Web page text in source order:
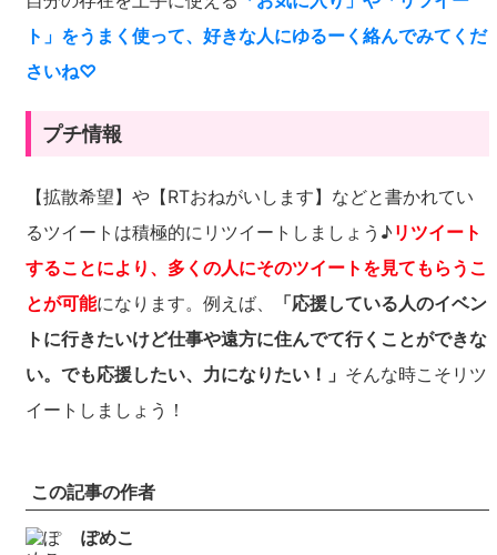
ト」をうまく使って、好きな人にゆるーく絡んでみてくだ
さいね♡
プチ情報
【拡散希望】や【RTおねがいします】などと書かれてい
るツイートは積極的にリツイートしましょう♪ リツイート
することにより、多くの人にそのツイートを見てもらうこ
とが可能になります。例えば、
「応援している人のイベン
トに行きたいけど仕事や遠方に住んでて行くことができな
い。でも応援したい、力になりたい！」 そんな時こそリツ
イートしましょう！
この記事の作者
ぽめこ